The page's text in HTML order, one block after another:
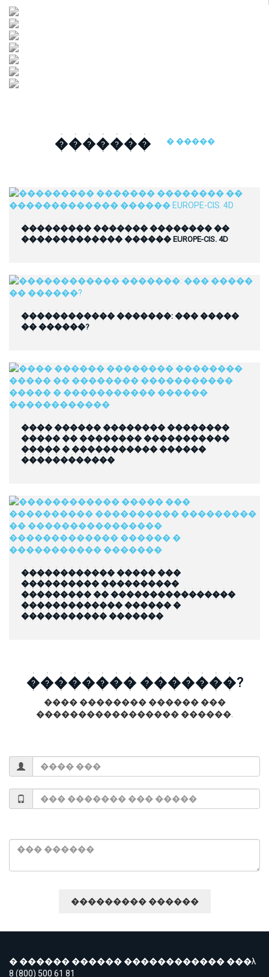
������� � �����
��������� ������� �������� ��
������������� ������ EUROPE-CIS. 4D
������������ �������: ��� �����
�� ������?
���� ������ �������� ��������
����� �� �������� �����������
����� � ����������� ������
������������
������������ ����� ���
���������� ����������
��������� �� ����������������
������������� ������ �
����������� �������
�������� �������?
���� �������� ������ ���
����������������� ������.
� ������ ������ ������������ ���λ
8 (800) 500 61 81